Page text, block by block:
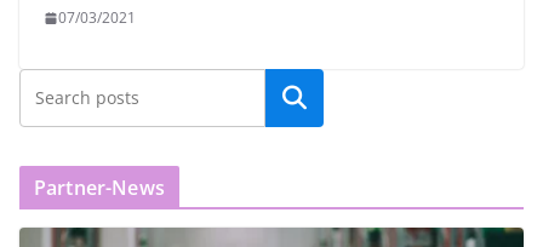
07/03/2021
Partner-News